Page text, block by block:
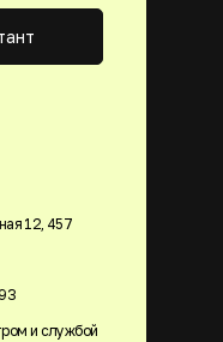
12, 457
и службой